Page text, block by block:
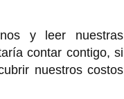
y leer nuestras
contar contigo, si
nuestros costos